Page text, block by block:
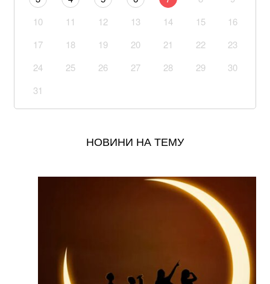
Не лишилось ні стін, ні одягу: балістика РФ знищила
склади PUMA та INTERTOP
Понад 20 років шукав і повертав тіла полеглих
воїнів. Загинув Олексій Юков – керівник пошукового
Вже 24 серпня українці отримають грошову
Окупанти завдали удару по мосту у Чернігівській
Уряд розширив повноваження військкоматів: що
Українка придбала куртку у польському секонд-
хенді і знайшла в кишені неймовірного листа
10
11 12 13 14 15
16
17
18 19 20 21 22
23
24
25 26 27 28 29
30
31
НОВИНИ НА ТЕМУ